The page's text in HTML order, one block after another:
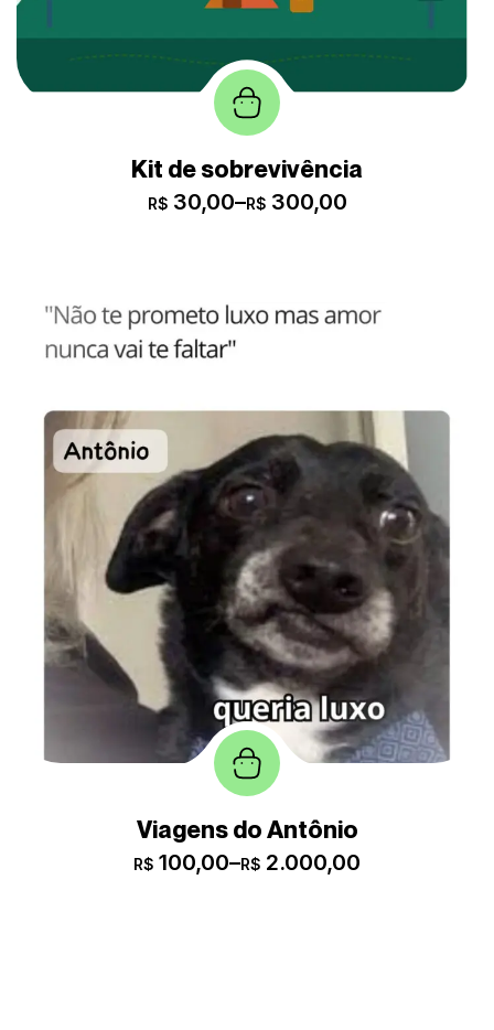
Kit de sobrevivência
R$30,00–R$300,00
Viagens do Antônio
R$ 100,00–R$ 2.000,00